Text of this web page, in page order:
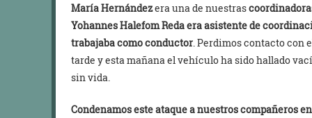
María Hernándezera una de nuestras
Yohannes Halefom Reda era asistente de
trabajaba como conductor. Perdimos contacto con
tarde y esta mañana el vehículo ha sido hallado
sin vida.
Condenamos este ataque a nuestros compañeros